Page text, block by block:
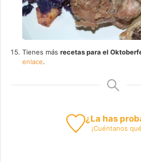
Tienes másrecetas para el
enlace.
¿La has
¡Cuéntanos